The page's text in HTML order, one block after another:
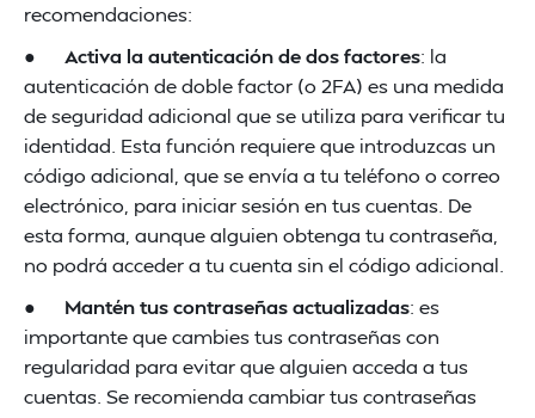
recomendaciones:
● Activa la autenticación de dos factores: la
autenticación de doble factor (o 2FA) es una medida
de seguridad adicional que se utiliza para verificar tu
identidad. Esta función requiere que introduzcas un
código adicional, que se envía a tu teléfono o correo
electrónico, para iniciar sesión en tus cuentas. De
esta forma, aunque alguien obtenga tu contraseña,
no podrá acceder a tu cuenta sin el código adicional.
● Mantén tus contraseñas actualizadas: es
importante que cambies tus contraseñas con
regularidad para evitar que alguien acceda a tus
cuentas. Se recomienda cambiar tus contraseñas